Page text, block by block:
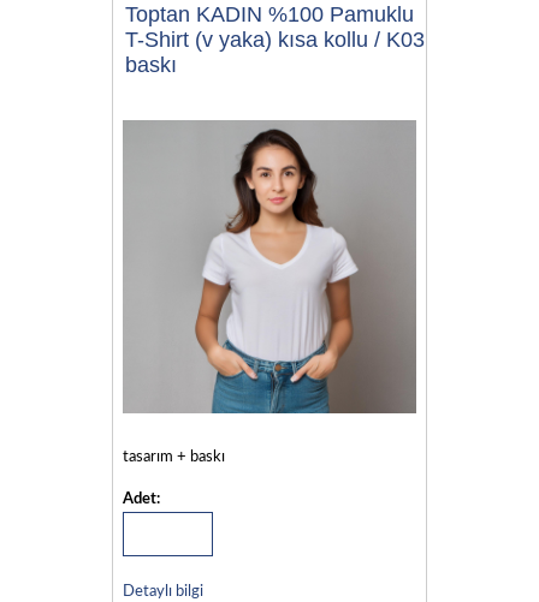
Toptan KADIN %100 Pamuklu
T-Shirt (v yaka) kısa kollu / K03
baskı
tasarım + baskı
Adet:
Detaylı bilgi